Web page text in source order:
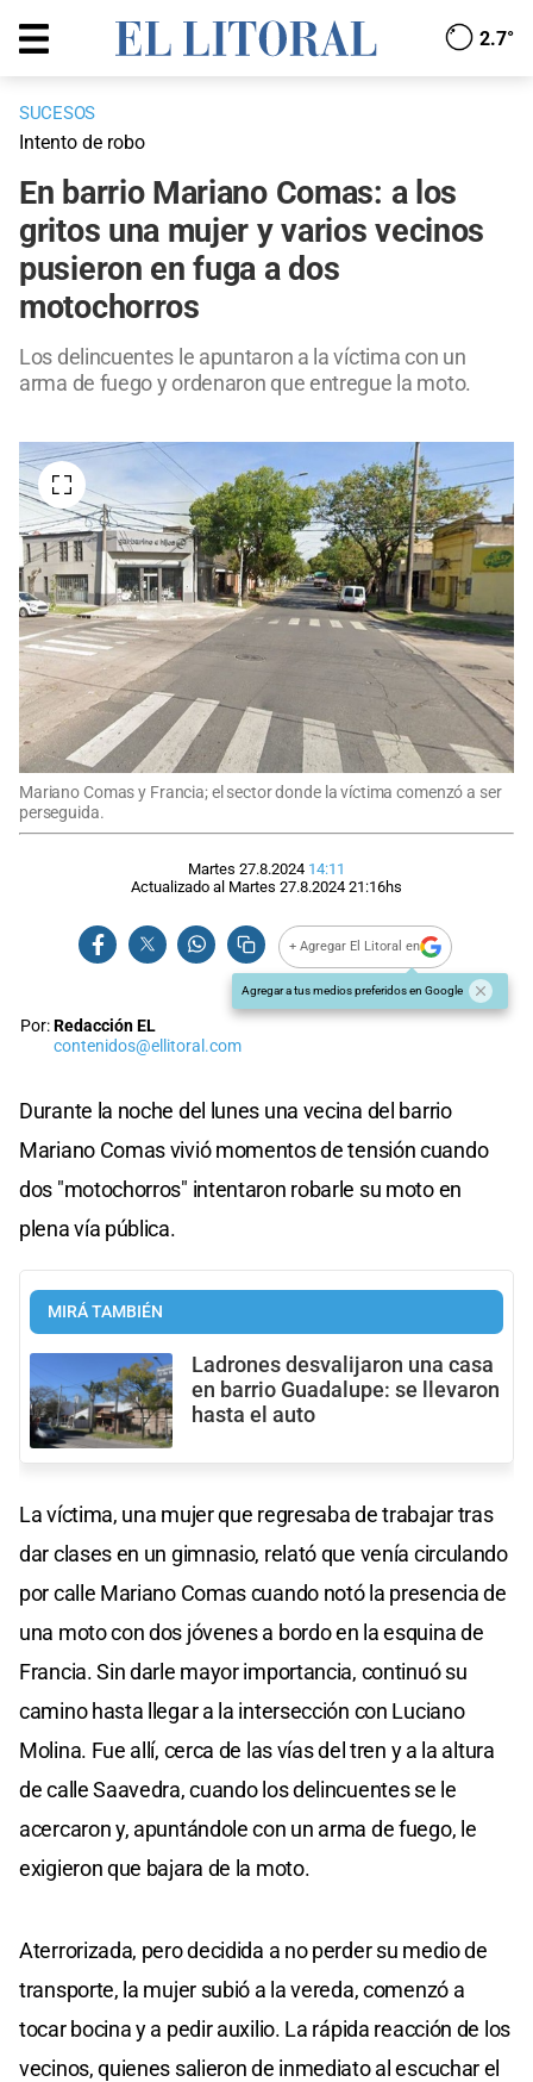
2.7°
SUCESOS
Intento de robo
En barrio Mariano Comas: a los
gritos una mujer y varios vecinos
pusieron en fuga a dos
motochorros
Los delincuentes le apuntaron a la víctima con un
arma de fuego y ordenaron que entregue la moto.
Mariano Comas y Francia; el sector donde la víctima comenzó a ser
perseguida.
Martes 27.8.2024 14:11
Actualizado al Martes 27.8.2024 21:16hs
+ Agregar El Litoral en
Agregar a tus medios preferidos en Google
Por:Redacción EL
contenidos@ellitoral.com
Durante la noche del lunes una vecina del barrio
Mariano Comas vivió momentos de tensión cuando
dos "motochorros" intentaron robarle su moto en
plena vía pública.
MIRÁ TAMBIÉN
Ladrones desvalijaron una casa
en barrio Guadalupe: se llevaron
hasta el auto
La víctima, una mujer que regresaba de trabajar tras
dar clases en un gimnasio, relató que venía circulando
por calle Mariano Comas cuando notó la presencia de
una moto con dos jóvenes a bordo en la esquina de
Francia. Sin darle mayor importancia, continuó su
camino hasta llegar a la intersección con Luciano
Molina. Fue allí, cerca de las vías del tren y a la altura
de calle Saavedra, cuando los delincuentes se le
acercaron y, apuntándole con un arma de fuego, le
exigieron que bajara de la moto.
Aterrorizada, pero decidida a no perder su medio de
transporte, la mujer subió a la vereda, comenzó a
tocar bocina y a pedir auxilio. La rápida reacción de los
vecinos, quienes salieron de inmediato al escuchar el